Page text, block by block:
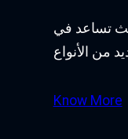
تساعد في
Know More